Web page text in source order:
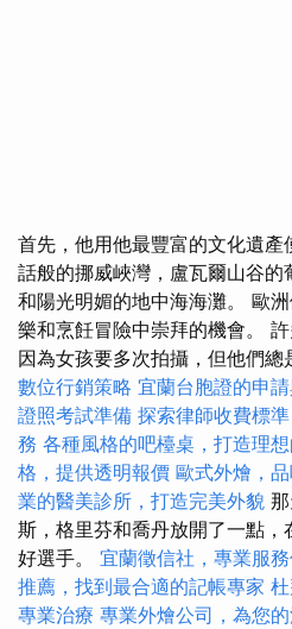
首先，他用他最豐富的文化遺
話般的挪威峽灣，盧瓦爾山谷
和陽光明媚的地中海海灘。 歐
樂和烹飪冒險中崇拜的機會。
因為女孩要多次拍攝，但他們總
數位行銷策略 宜蘭台胞證的申
證照考試準備 探索律師收費標
務 各種風格的吧檯桌，打造理
格，提供透明報價 歐式外燴，
業的醫美診所，打造完美外貌
斯，格里芬和喬丹放開了一點
好選手。 宜蘭徵信社，專業服
推薦，找到最合適的記帳專家
專業治療 專業外燴公司，為您